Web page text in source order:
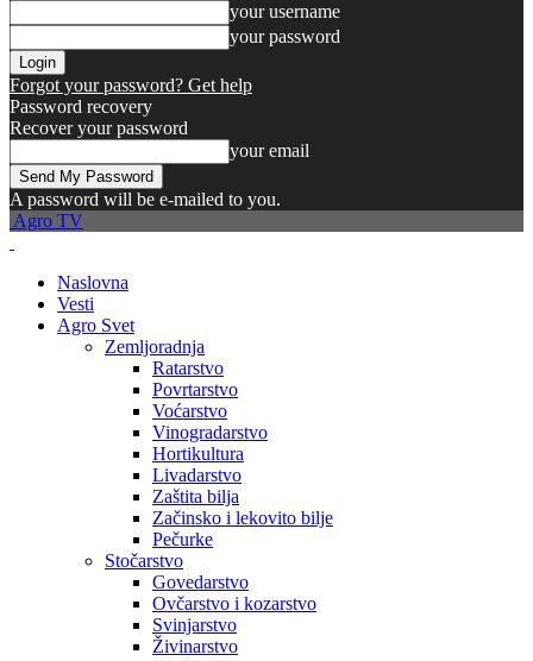
your username
your password
Forgot your password? Get help
Password recovery
Recover your password
your email
A password will be e-mailed to you.
Agro TV
Naslovna
Vesti
Agro Svet
Zemljoradnja
Ratarstvo
Povrtarstvo
Voćarstvo
Vinogradarstvo
Hortikultura
Livadarstvo
Zaštita bilja
Začinsko i lekovito bilje
Pečurke
Stočarstvo
Govedarstvo
Ovčarstvo i kozarstvo
Svinjarstvo
Živinarstvo